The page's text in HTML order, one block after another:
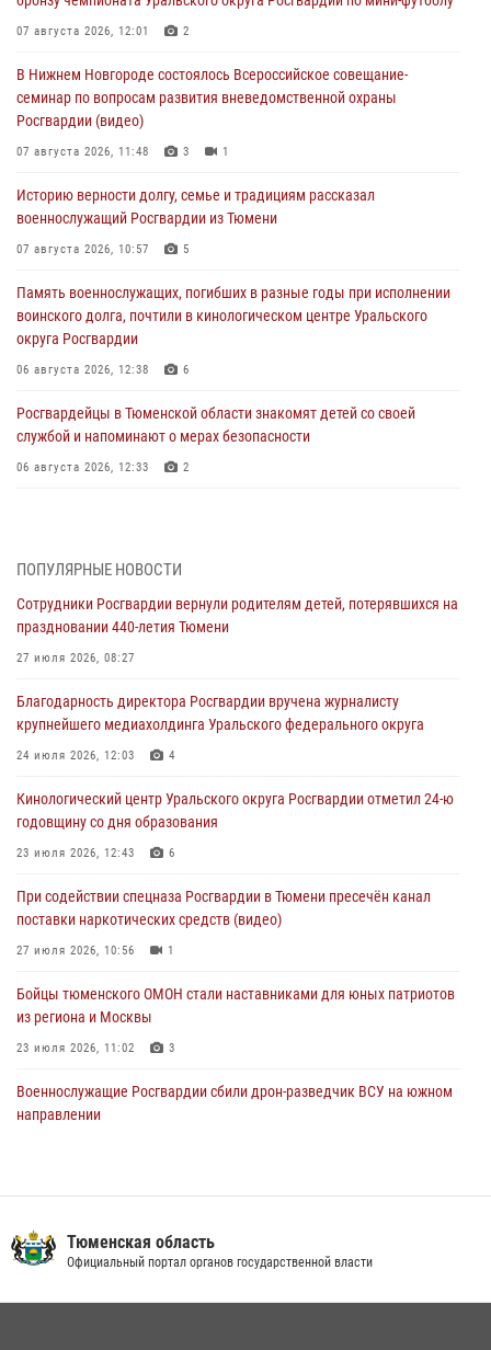
07 августа 2026, 12:01 2
В Нижнем Новгороде состоялось Всероссийское совещание-
семинар по вопросам развития вневедомственной охраны
Росгвардии (видео)
07 августа 2026, 11:48 3 1
Историю верности долгу, семье и традициям рассказал
военнослужащий Росгвардии из Тюмени
07 августа 2026, 10:57 5
Память военнослужащих, погибших в разные годы при исполнении
воинского долга, почтили в кинологическом центре Уральского
округа Росгвардии
06 августа 2026, 12:38 6
Росгвардейцы в Тюменской области знакомят детей со своей
службой и напоминают о мерах безопасности
06 августа 2026, 12:33 2
06 августа 2026, 04:41 3
Росгвардейцы в Тюменской области почтили память генерала
армии Ивана Кирилловича Яковлева
05 августа 2026, 11:03
В Тюмени офицер Росгвардии в радиоэфире напомнил гражданам о
мерах безопасного владения оружием
05 августа 2026, 09:56
Военнослужащие Росгвардии сбили дрон-разведчик ВСУ на южном
направлении
05 августа 2026, 05:35
Стальной характер продемонстрировали росгвардейцы в ходе
масштабных спортивных событий на Урале
05 августа 2026, 05:22
ПОПУЛЯРНЫЕ НОВОСТИ
Сотрудники Росгвардии вернули родителям детей, потерявшихся на
праздновании 440-летия Тюмени
27 июля 2026, 08:27
Благодарность директора Росгвардии вручена журналисту
крупнейшего медиахолдинга Уральского федерального округа
24 июля 2026, 12:03 4
Кинологический центр Уральского округа Росгвардии отметил 24-ю
годовщину со дня образования
23 июля 2026, 12:43 6
При содействии спецназа Росгвардии в Тюмени пресечён канал
поставки наркотических средств (видео)
27 июля 2026, 10:56 1
Бойцы тюменского ОМОН стали наставниками для юных патриотов
из региона и Москвы
23 июля 2026, 11:02 3
Военнослужащие Росгвардии сбили дрон-разведчик ВСУ на южном
направлении
03 августа 2026, 07:23 1
Тюменская область
Официальный портал органов государственной власти